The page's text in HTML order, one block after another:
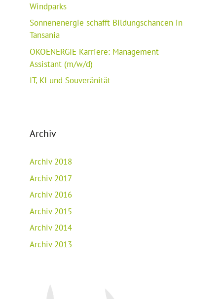
Windparks
Sonnenenergie schafft Bildungschancen in
Tansania
ÖKOENERGIE Karriere: Management
Assistant (m/w/d)
IT, KI und Souveränität
Archiv
Archiv 2018
Archiv 2017
Archiv 2016
Archiv 2015
Archiv 2014
Archiv 2013